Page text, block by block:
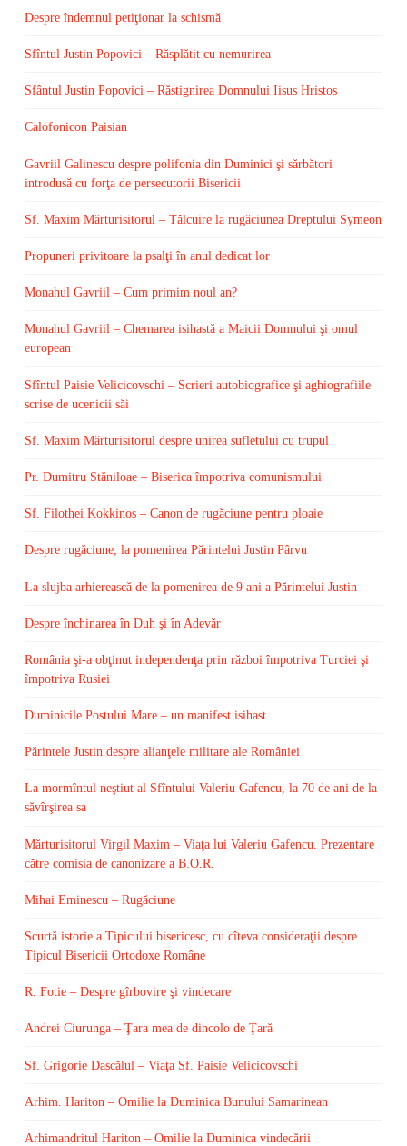
Despre îndemnul petiţionar la schismă
Sfîntul Justin Popovici – Răsplătit cu nemurirea
Sfântul Justin Popovici – Răstignirea Domnului Iisus Hristos
Calofonicon Paisian
Gavriil Galinescu despre polifonia din Duminici şi sărbători
introdusă cu forţa de persecutorii Bisericii
Sf. Maxim Mărturisitorul – Tâlcuire la rugăciunea Dreptului Symeon
Propuneri privitoare la psalţi în anul dedicat lor
Monahul Gavriil – Cum primim noul an?
Monahul Gavriil – Chemarea isihastă a Maicii Domnului şi omul
european
Sfîntul Paisie Velicicovschi – Scrieri autobiografice şi aghiografiile
scrise de ucenicii săi
Sf. Maxim Mărturisitorul despre unirea sufletului cu trupul
Pr. Dumitru Stăniloae – Biserica împotriva comunismului
Sf. Filothei Kokkinos – Canon de rugăciune pentru ploaie
Despre rugăciune, la pomenirea Părintelui Justin Pârvu
La slujba arhierească de la pomenirea de 9 ani a Părintelui Justin
Despre închinarea în Duh şi în Adevăr
România şi-a obţinut independenţa prin război împotriva Turciei şi
împotriva Rusiei
Duminicile Postului Mare – un manifest isihast
Părintele Justin despre alianţele militare ale României
La mormîntul neştiut al Sfîntului Valeriu Gafencu, la 70 de ani de la
săvîrşirea sa
Mărturisitorul Virgil Maxim – Viaţa lui Valeriu Gafencu. Prezentare
către comisia de canonizare a B.O.R.
Mihai Eminescu – Rugăciune
Scurtă istorie a Tipicului bisericesc, cu cîteva consideraţii despre
Tipicul Bisericii Ortodoxe Române
R. Fotie – Despre gîrbovire şi vindecare
Andrei Ciurunga – Ţara mea de dincolo de Ţară
Sf. Grigorie Dascălul – Viaţa Sf. Paisie Velicicovschi
Arhim. Hariton – Omilie la Duminica Bunului Samarinean
Arhimandritul Hariton – Omilie la Duminica vindecării